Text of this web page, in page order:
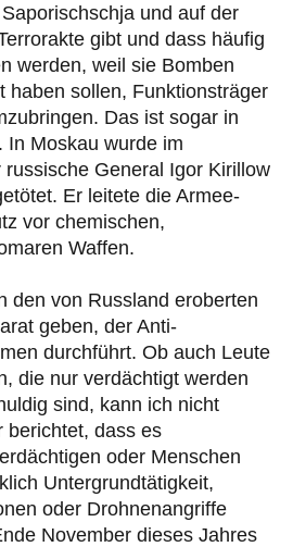
und auf der
gibt und dass häufig
werden, weil sie Bomben
haben sollen, Funktionsträger
Das ist sogar in
In Moskau wurde im
General Igor Kirillow
Er leitete die Armee-
vor chemischen,
Waffen.
den von Russland eroberten
geben, der Anti-
durchführt. Ob auch Leute
die nur verdächtigt werden
sind, kann ich nicht
berichtet, dass es
oder Menschen
Untergrundtätigkeit,
oder Drohnenangriffe
November dieses Jahres